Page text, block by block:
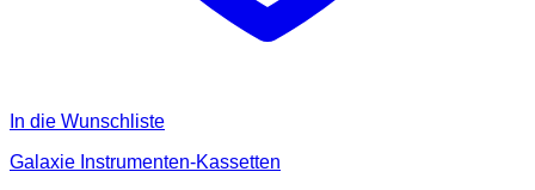
In die Wunschliste
Galaxie Instrumenten-Kassetten